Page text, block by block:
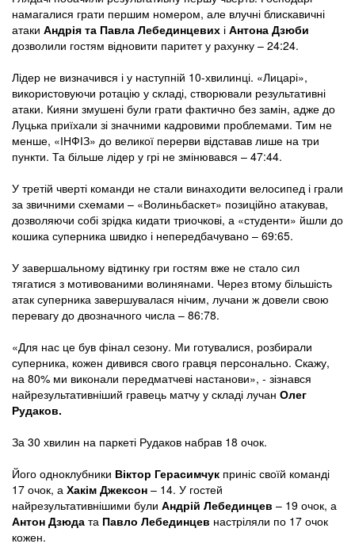
намагалися грати першим номером, але влучні блискавичні
атаки Андрія та Павла Лебединцевих і Антона Дзюби
дозволили гостям відновити паритет у рахунку – 24:24.
Лідер не визначився і у наступній 10-хвилинці. «Лицарі»,
використовуючи ротацію у складі, створювали результативні
атаки. Кияни змушені були грати фактично без замін, адже до
Луцька приїхали зі значними кадровими проблемами. Тим не
менше, «ІНФІЗ» до великої перерви відставав лише на три
пункти. Та більше лідер у грі не змінювався – 47:44.
У третій чверті команди не стали винаходити велосипед і грали
за звичними схемами – «Волиньбаскет» позиційно атакував,
дозволяючи собі зрідка кидати триочкові, а «студенти» йшли до
кошика суперника швидко і непередбачувано – 69:65.
У завершальному відтинку гри гостям вже не стало сил
тягатися з мотивованими волинянами. Через втому більшість
атак суперника завершувалася нічим, лучани ж довели свою
перевагу до двозначного числа – 86:78.
«Для нас це був фінал сезону. Ми готувалися, розбирали
суперника, кожен дивився свого гравця персонально. Скажу,
на 80% ми виконали передматчеві настанови», - зізнався
найрезультативніший гравець матчу у складі лучан Олег
Рудаков.
За 30 хвилин на паркеті Рудаков набрав 18 очок.
Його одноклубники Віктор Герасимчук приніс своїй команді
17 очок, а Хакім Джексон – 14. У гостей
найрезультативнішими були Андрій Лебединцев – 19 очок, а
Антон Дзюда та Павло Лебединцев настріляли по 17 очок
кожен.